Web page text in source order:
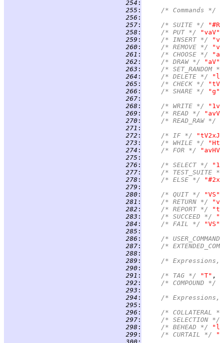
254 :
255 :
/* Commands */
256 :
257 : /* SUITE */
258 : /* PUT */
"vaV"
259 : /* INSERT */
260 : /* REMOVE */
261 : /* CHOOSE */
262 : /* DRAW */
"aV"
263 :
/*
264 : /* DELETE */
265 : /* CHECK */
266 : /* SHARE */
"g"
267 :
268 : /* WRITE */
269 : /* READ */
270 :
/* READ_RAW */
271 :
272 : /* IF */
273 : /* WHILE */
274 : /* FOR */
275 :
276 : /* SELECT */
277 :
/*
278 : /* ELSE */
279 :
280 : /* QUIT */
"VS"
281 : /* RETURN */
282 : /* REPORT */
283 : /* SUCCEED */
284 : /* FAIL */
"VS"
285 :
286 :
/*
287 :
/*
288 :
289 :
/*
290 :
291 : /* TAG */ "T"
292 :
/* COMPOUND */
293 :
294 :
/*
295 :
296 :
/*
297 :
/* SELECTION
298 : /* BEHEAD */
299 : /* CURTAIL */